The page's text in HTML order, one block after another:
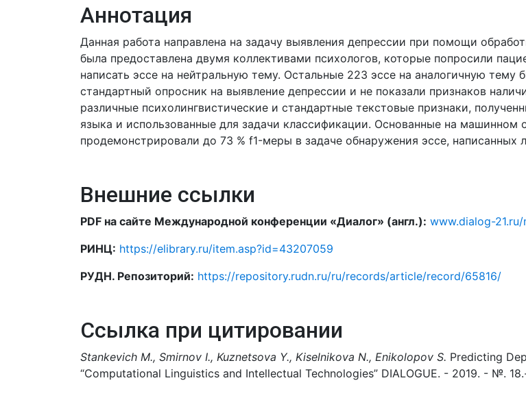
Аннотация
Данная работа направлена на задачу выявления депрессии при помощи
была предоставлена двумя коллективами психологов, которые попросили
написать эссе на нейтральную тему. Остальные 223 эссе на аналогичную
стандартный опросник на выявление депрессии и не показали признаков
различные психолингвистические и стандартные текстовые признаки,
языка и использованные для задачи классификации. Основанные на машинном
продемонстрировали до 73 % f1-меры в задаче обнаружения эссе, написанных
Внешние ссылки
PDF на сайте Международной конференции «Диалог» (англ.): www.dialog-
РИНЦ: https://elibrary.ru/item.asp?id=43207059
РУДН. Репозиторий: https://repository.rudn.ru/ru/records/article/record/65816/
Ссылка при цитировании
Stankevich M., Smirnov I., Kuznetsova Y., Kiselnikova N., Enikolopov S. Predicting
“Computational Linguistics and Intellectual Technologies” DIALOGUE. - 2019. - №.